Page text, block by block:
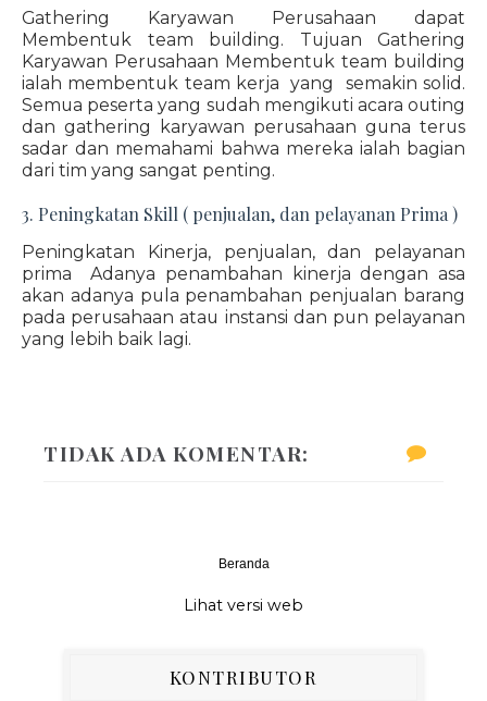
Gathering Karyawan Perusahaan dapat
Membentuk team building. Tujuan Gathering
Karyawan Perusahaan Membentuk team building
ialah membentuk team kerja yang semakin solid.
Semua peserta yang sudah mengikuti acara outing
dan gathering karyawan perusahaan guna terus
sadar dan memahami bahwa mereka ialah bagian
dari tim yang sangat penting.
3. Peningkatan Skill ( penjualan, dan pelayanan Prima )
Peningkatan Kinerja, penjualan, dan pelayanan
prima Adanya penambahan kinerja dengan asa
akan adanya pula penambahan penjualan barang
pada perusahaan atau instansi dan pun pelayanan
yang lebih baik lagi.
TIDAK ADA KOMENTAR:
Beranda
Lihat versi web
KONTRIBUTOR